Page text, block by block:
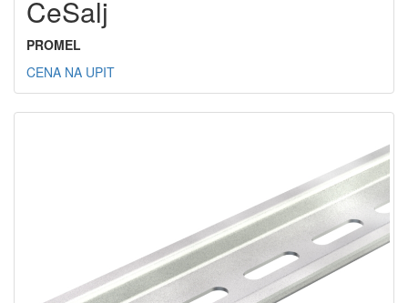
CeSalj
PROMEL
CENA NA UPIT